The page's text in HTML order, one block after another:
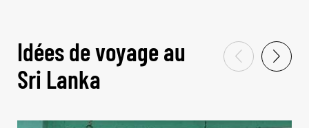
Idées de voyage au
Sri Lanka